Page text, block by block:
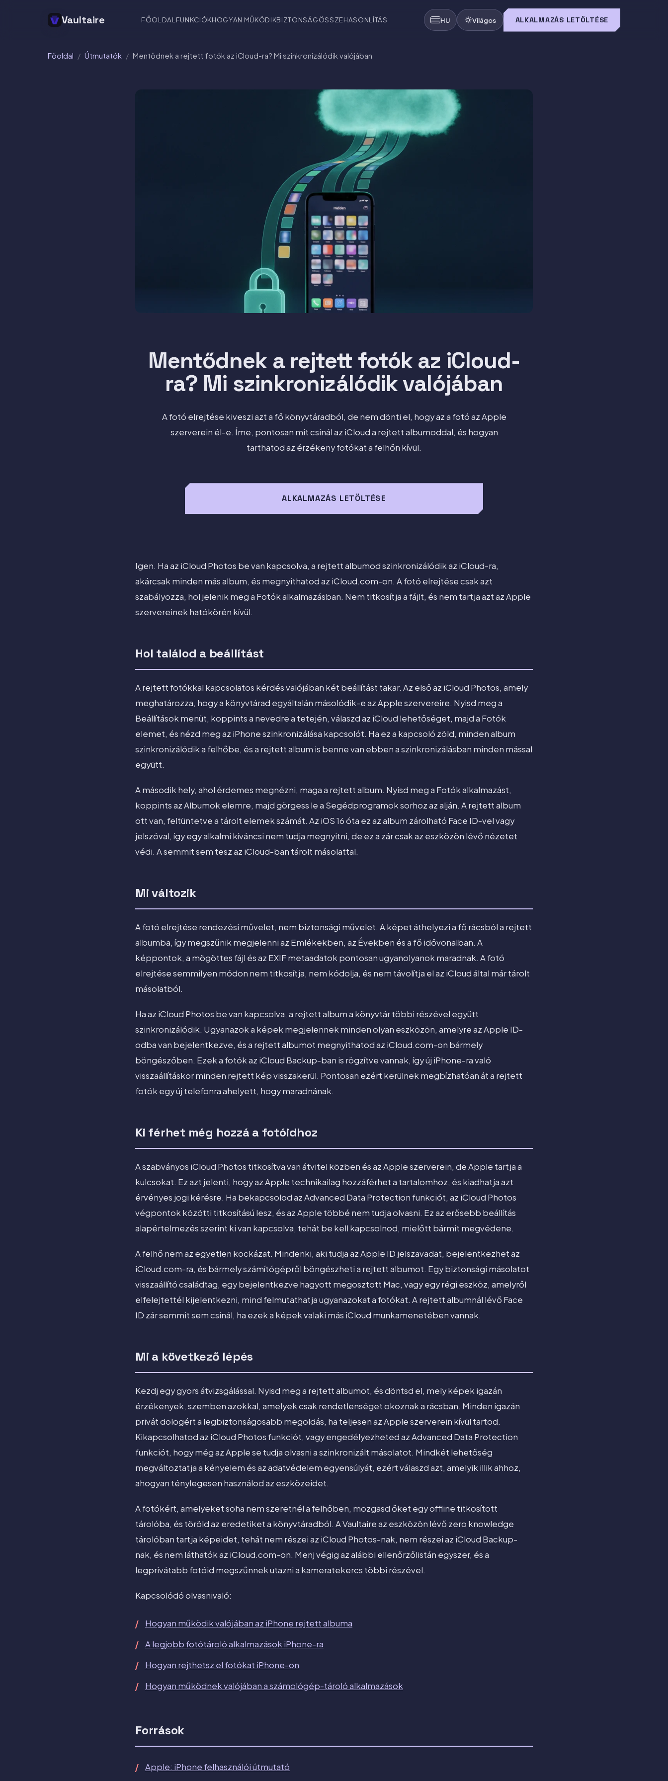
Vaultaire FŐOLDAL FUNKCIÓKHOGYAN MŰKÖDIKBIZTONSÁGÖSSZEHASONLÍTÁS HU Világos ALKALMAZÁS LETÖLTÉSE
Főoldal / Útmutatók / Mentődnek a rejtett fotók az iCloud-ra? Mi szinkronizálódik valójában
Mentődnek a rejtett fotók az iCloud-
ra? Mi szinkronizálódik valójában
A fotó elrejtése kiveszi azt a fő könyvtáradból, de nem dönti el, hogy az a fotó az Apple
szerverein él-e. Íme, pontosan mit csinál az iCloud a rejtett albumoddal, és hogyan
tarthatod az érzékeny fotókat a felhőn kívül.
ALKALMAZÁS LETÖLTÉSE
Igen. Ha az iCloud Photos be van kapcsolva, a rejtett albumod szinkronizálódik az iCloud-ra,
akárcsak minden más album, és megnyithatod az iCloud.com-on. A fotó elrejtése csak azt
szabályozza, hol jelenik meg a Fotók alkalmazásban. Nem titkosítja a fájlt, és nem tartja azt az Apple
szervereinek hatókörén kívül.
Hol találod a beállítást
A rejtett fotókkal kapcsolatos kérdés valójában két beállítást takar. Az első az iCloud Photos, amely
meghatározza, hogy a könyvtárad egyáltalán másolódik-e az Apple szervereire. Nyisd meg a
Beállítások menüt, koppints a nevedre a tetején, válaszd az iCloud lehetőséget, majd a Fotók
elemet, és nézd meg az iPhone szinkronizálása kapcsolót. Ha ez a kapcsoló zöld, minden album
szinkronizálódik a felhőbe, és a rejtett album is benne van ebben a szinkronizálásban minden mással
együtt.
A második hely, ahol érdemes megnézni, maga a rejtett album. Nyisd meg a Fotók alkalmazást,
koppints az Albumok elemre, majd görgess le a Segédprogramok sorhoz az alján. A rejtett album
ott van, feltüntetve a tárolt elemek számát. Az iOS 16 óta ez az album zárolható Face ID-vel vagy
jelszóval, így egy alkalmi kíváncsi nem tudja megnyitni, de ez a zár csak az eszközön lévő nézetet
védi. A semmit sem tesz az iCloud-ban tárolt másolattal.
Mi változik
A fotó elrejtése rendezési művelet, nem biztonsági művelet. A képet áthelyezi a fő rácsból a rejtett
albumba, így megszűnik megjelenni az Emlékekben, az Években és a fő idővonalban. A
képpontok, a mögöttes fájl és az EXIF metaadatok pontosan ugyanolyanok maradnak. A fotó
elrejtése semmilyen módon nem titkosítja, nem kódolja, és nem távolítja el az iCloud által már tárolt
másolatból.
Ha az iCloud Photos be van kapcsolva, a rejtett album a könyvtár többi részével együtt
szinkronizálódik. Ugyanazok a képek megjelennek minden olyan eszközön, amelyre az Apple ID-
odba van bejelentkezve, és a rejtett albumot megnyithatod az iCloud.com-on bármely
böngészőben. Ezek a fotók az iCloud Backup-ban is rögzítve vannak, így új iPhone-ra való
visszaállításkor minden rejtett kép visszakerül. Pontosan ezért kerülnek megbízhatóan át a rejtett
fotók egy új telefonra ahelyett, hogy maradnának.
Ki férhet még hozzá a fotóidhoz
A szabványos iCloud Photos titkosítva van átvitel közben és az Apple szerverein, de Apple tartja a
kulcsokat. Ez azt jelenti, hogy az Apple technikailag hozzáférhet a tartalomhoz, és kiadhatja azt
érvényes jogi kérésre. Ha bekapcsolod az Advanced Data Protection funkciót, az iCloud Photos
végpontok közötti titkosítású lesz, és az Apple többé nem tudja olvasni. Ez az erősebb beállítás
alapértelmezés szerint ki van kapcsolva, tehát be kell kapcsolnod, mielőtt bármit megvédene.
A felhő nem az egyetlen kockázat. Mindenki, aki tudja az Apple ID jelszavadat, bejelentkezhet az
iCloud.com-ra, és bármely számítógépről böngészheti a rejtett albumot. Egy biztonsági másolatot
visszaállító családtag, egy bejelentkezve hagyott megosztott Mac, vagy egy régi eszköz, amelyről
elfelejtettél kijelentkezni, mind felmutathatja ugyanazokat a fotókat. A rejtett albumnál lévő Face
ID zár semmit sem csinál, ha ezek a képek valaki más iCloud munkamenetében vannak.
Mi a következő lépés
Kezdj egy gyors átvizsgálással. Nyisd meg a rejtett albumot, és döntsd el, mely képek igazán
érzékenyek, szemben azokkal, amelyek csak rendetlenséget okoznak a rácsban. Minden igazán
privát dologért a legbiztonságosabb megoldás, ha teljesen az Apple szerverein kívül tartod.
Kikapcsolhatod az iCloud Photos funkciót, vagy engedélyezheted az Advanced Data Protection
funkciót, hogy még az Apple se tudja olvasni a szinkronizált másolatot. Mindkét lehetőség
megváltoztatja a kényelem és az adatvédelem egyensúlyát, ezért válaszd azt, amelyik illik ahhoz,
ahogyan ténylegesen használod az eszközeidet.
A fotókért, amelyeket soha nem szeretnél a felhőben, mozgasd őket egy offline titkosított
tárolóba, és töröld az eredetiket a könyvtáradból. A Vaultaire az eszközön lévő zero knowledge
tárolóban tartja képeidet, tehát nem részei az iCloud Photos-nak, nem részei az iCloud Backup-
nak, és nem láthatók az iCloud.com-on. Menj végig az alábbi ellenőrzőlistán egyszer, és a
legprivátabb fotóid megszűnnek utazni a kameratekercs többi részével.
Kapcsolódó olvasnivaló:
Hogyan működik valójában az iPhone rejtett albuma
A legjobb fotótároló alkalmazások iPhone-ra
Hogyan rejthetsz el fotókat iPhone-on
Hogyan működnek valójában a számológép-tároló alkalmazások
Források
Apple: iPhone felhasználói útmutató